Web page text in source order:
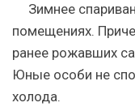
Зимнее
помещениях.
ранее рожавших
Юные особи не
холода.